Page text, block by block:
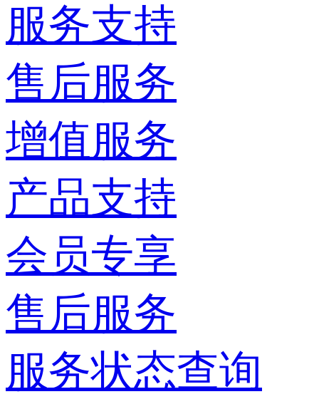
服务支持
售后服务
增值服务
产品支持
会员专享
售后服务
服务状态查询